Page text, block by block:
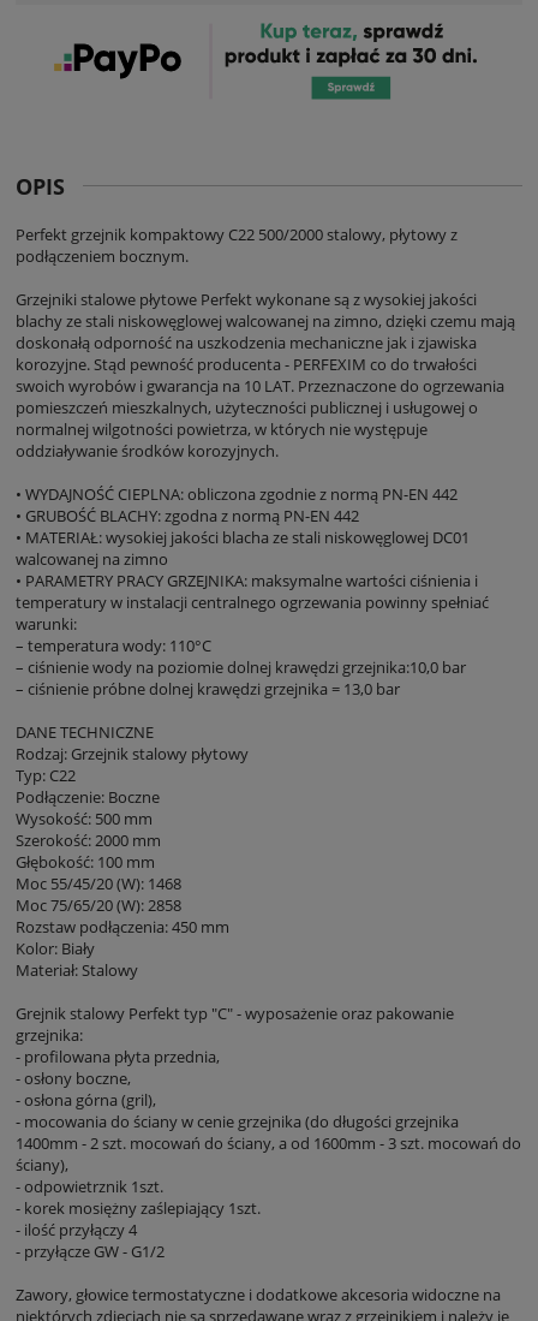
OPIS
Perfekt grzejnik kompaktowy C22 500/2000 stalowy, płytowy z
podłączeniem bocznym.
Grzejniki stalowe płytowe Perfekt wykonane są z wysokiej jakości
blachy ze stali niskowęglowej walcowanej na zimno, dzięki czemu mają
doskonałą odporność na uszkodzenia mechaniczne jak i zjawiska
korozyjne. Stąd pewność producenta - PERFEXIM co do trwałości
swoich wyrobów i gwarancja na 10 LAT. Przeznaczone do ogrzewania
pomieszczeń mieszkalnych, użyteczności publicznej i usługowej o
normalnej wilgotności powietrza, w których nie występuje
oddziaływanie środków korozyjnych.
• WYDAJNOŚĆ CIEPLNA: obliczona zgodnie z normą PN-EN 442
• GRUBOŚĆ BLACHY: zgodna z normą PN-EN 442
• MATERIAŁ: wysokiej jakości blacha ze stali niskowęglowej DC01
walcowanej na zimno
• PARAMETRY PRACY GRZEJNIKA: maksymalne wartości ciśnienia i
temperatury w instalacji centralnego ogrzewania powinny spełniać
warunki:
– temperatura wody: 110°C
– ciśnienie wody na poziomie dolnej krawędzi grzejnika:10,0 bar
– ciśnienie próbne dolnej krawędzi grzejnika = 13,0 bar
DANE TECHNICZNE
Rodzaj: Grzejnik stalowy płytowy
Typ: C22
Podłączenie: Boczne
Wysokość: 500 mm
Szerokość: 2000 mm
Głębokość: 100 mm
Moc 55/45/20 (W): 1468
Moc 75/65/20 (W): 2858
Rozstaw podłączenia: 450 mm
Kolor: Biały
Materiał: Stalowy
Grejnik stalowy Perfekt typ "C" - wyposażenie oraz pakowanie
grzejnika:
- profilowana płyta przednia,
- osłony boczne,
- osłona górna (gril),
- mocowania do ściany w cenie grzejnika (do długości grzejnika
1400mm - 2 szt. mocowań do ściany, a od 1600mm - 3 szt. mocowań do
ściany),
- odpowietrznik 1szt.
- korek mosiężny zaślepiający 1szt.
- ilość przyłączy 4
- przyłącze GW - G1/2
Zawory, głowice termostatyczne i dodatkowe akcesoria widoczne na
niektórych zdjęciach nie są sprzedawane wraz z grzejnikiem i należy je